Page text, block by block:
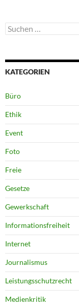
Suchen
nach:
KATEGORIEN
Büro
Ethik
Event
Foto
Freie
Gesetze
Gewerkschaft
Informationsfreiheit
Internet
Journalismus
Leistungsschutzrecht
Medienkritik